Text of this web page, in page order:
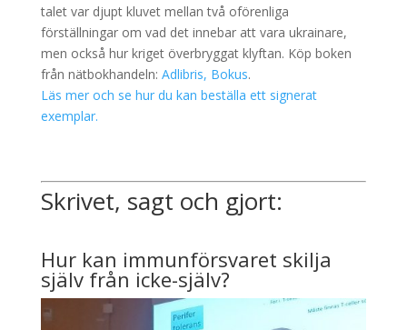
talet var djupt kluvet mellan två oförenliga
förställningar om vad det innebar att vara ukrainare,
men också hur kriget överbryggat klyftan. Köp boken
från nätbokhandeln: Adlibris, Bokus.
Läs mer och se hur du kan beställa ett signerat
exemplar.
Skrivet, sagt och gjort:
Hur kan immunförsvaret skilja
själv från icke-själv?